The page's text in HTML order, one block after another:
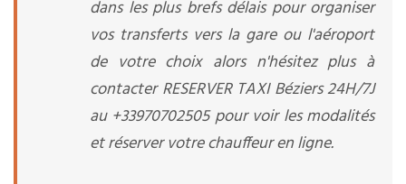
dans les plus brefs délais pour organiser
vos transferts vers la gare ou l'aéroport
de votre choix alors n'hésitez plus à
contacter RESERVER TAXI Béziers 24H/7J
au +33970702505 pour voir les modalités
et réserver votre chauffeur en ligne.